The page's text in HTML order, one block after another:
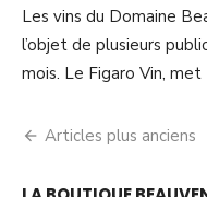
Les vins du Domaine
l’objet de plusieurs
mois. Le Figaro Vin,
Navigation
Articles plus anciens